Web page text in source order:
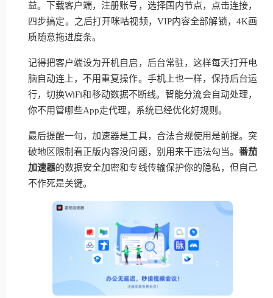
益。下载客户端，注册账号，选择国内节点，点击连接，
四步搞定。之后打开咪咕视频，VIP内容全部解锁，4K画
质随意拖进度条。
记得把客户端设为开机自启，后台常驻，这样每天打开电
脑自动连上，不用重复操作。手机上也一样，保持后台运
行，切换WiFi和移动数据不断线。智能分流会自动处理，
你不用管哪些App走代理，系统已经优化好规则。
最后提醒一句，加速器是工具，合法合规使用是前提。突
破地区限制看正版内容没问题，别用来干违法勾当。 番茄
加速器的数据安全加密和专线传输保护你的隐私，但自己
不作死是关键。